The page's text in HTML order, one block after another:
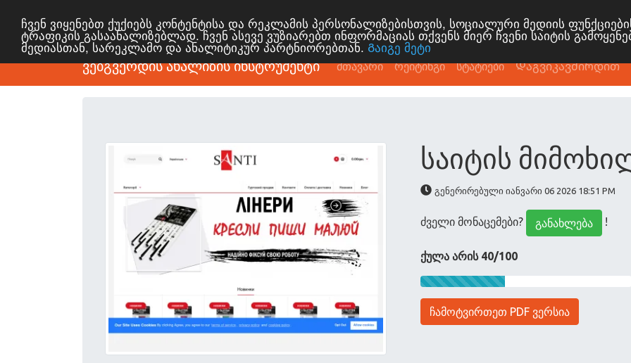
ჩვენ ვიყენებთ ქუქიებს კონტენტისა და რეკლამის პერსონალიზებისთვის, სოციალური მედიის
ტრაფიკის გასაანალიზებლად. ჩვენ ასევე ვუზიარებთ ინფორმაციას თქვენს მიერ ჩვენი საიტის
მედიასთან, სარეკლამო და ანალიტიკურ პარტნიორებთან. Გაიგე მეტი
ვებგვერდის ანალიზის ინსტრუმენტი მთავარი რეიტინგი სტატიები Დაგვიკავშირდით
საიტის
გენერირებული იანვარი 06 2026 18:51 PM
ძველი მონაცემები? განახლება !
ქულა არის 40/100
ჩამოტვირთეთ PDF ვერსია